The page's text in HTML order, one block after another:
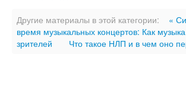
Другие материалы в этой категории:
«
время музыкальных концертов: Как
зрителей
Что такое НЛП и в чем оно